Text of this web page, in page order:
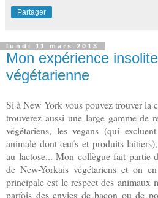
Partager
lundi 11 mars 2013
Mon expérience
végétarienne
Si à New York vous pouvez trouver la
trouverez aussi une large gamme de
végétariens, les vegans (qui
animale dont œufs et produits
au lactose... Mon collègue fait partie
de New-Yorkais végétariens et on
principale est le respect des animaux
parfois des envies de bacon ou de